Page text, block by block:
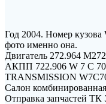
Год 2004. Номер
фото именно она.
Двигатель 272.964
АКПП 722.906 W 7 C
TRANSMISSION
Салон
Отправка запчастей ТК